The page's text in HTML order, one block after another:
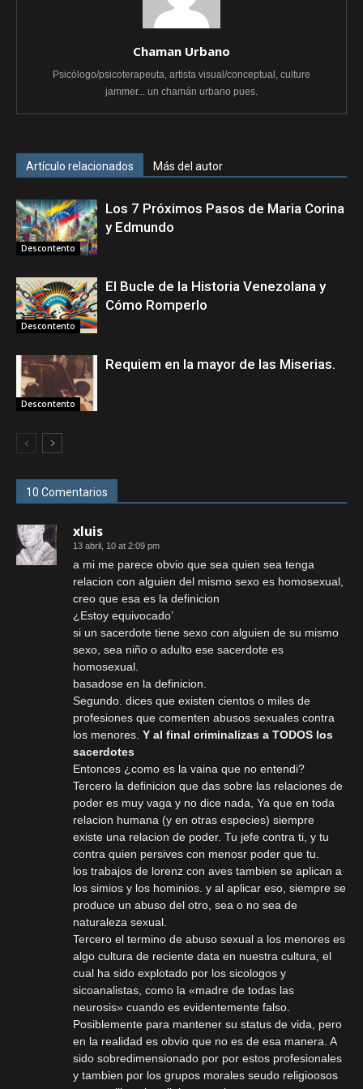
Chaman Urbano
Psicólogo/psicoterapeuta, artista visual/conceptual, culture
jammer... un chamán urbano pues.
Artículo relacionados Más del autor
Descontento
Los 7 Próximos Pasos de Maria Corina
y Edmundo
Descontento
El Bucle de la Historia Venezolana y
Cómo Romperlo
Descontento
Requiem en la mayor de las Miserias.
10 Comentarios
xluis
13 abril, 10 at 2:09 pm
a mi me parece obvio que sea quien sea tenga
relacion con alguien del mismo sexo es homosexual,
creo que esa es la definicion
¿Estoy equivocado’
si un sacerdote tiene sexo con alguien de su mismo
sexo, sea niño o adulto ese sacerdote es
homosexual.
basadose en la definicion.
Segundo. dices que existen cientos o miles de
profesiones que comenten abusos sexuales contra
los menores. Y al final criminalizas a TODOS los
sacerdotes
Entonces ¿como es la vaina que no entendi?
Tercero la definicion que das sobre las relaciones de
poder es muy vaga y no dice nada, Ya que en toda
relacion humana (y en otras especies) siempre
existe una relacion de poder. Tu jefe contra ti, y tu
contra quien persives con menosr poder que tu.
los trabajos de lorenz con aves tambien se aplican a
los simios y los hominios. y al aplicar eso, siempre se
produce un abuso del otro, sea o no sea de
naturaleza sexual.
Tercero el termino de abuso sexual a los menores es
algo cultura de reciente data en nuestra cultura, el
cual ha sido explotado por los sicologos y
sicoanalistas, como la «madre de todas las
neurosis» cuando es evidentemente falso.
Posiblemente para mantener su status de vida, pero
en la realidad es obvio que no es de esa manera. A
sido sobredimensionado por por estos profesionales
y tambien por los grupos morales seudo religioosos